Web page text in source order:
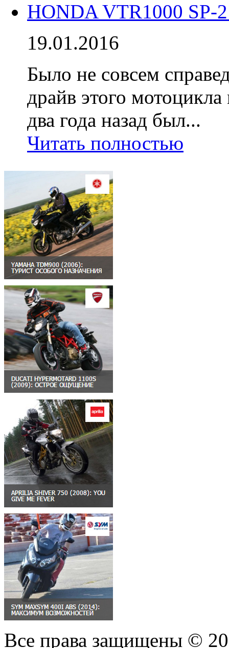
HONDA VTR1000 SP-
19.01.2016
Было не совсем
драйв этого
два года назад был...
Читать полностью
Все права защищены ©